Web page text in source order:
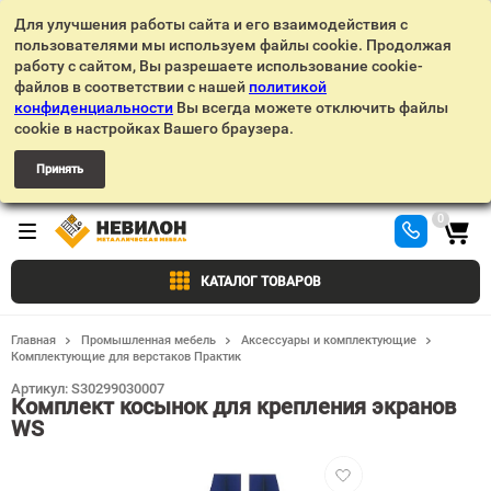
Для улучшения работы сайта и его взаимодействия с
пользователями мы используем файлы cookie. Продолжая
работу с сайтом, Вы разрешаете использование cookie-
файлов в соответствии с нашей политикой
конфиденциальности Вы всегда можете отключить файлы
cookie в настройках Вашего браузера.
Принять
КАТАЛОГ ТОВАРОВ
0
Главная Промышленная мебель
Аксессуары и комплектующие
Комплектующие для верстаков Практик
Комплект косынок для крепления экранов
WS
Артикул: S30299030007
Добавить